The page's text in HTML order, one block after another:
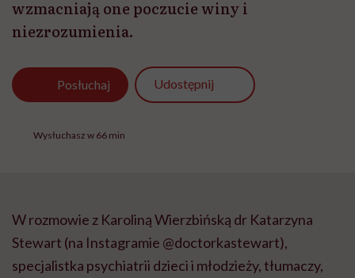
wzmacniają one poczucie winy i
niezrozumienia.
Posłuchaj Udostępnij
Wysłuchasz w 66 min
W rozmowie z Karoliną Wierzbińską dr Katarzyna
Stewart (na Instagramie @doctorkastewart),
specjalistka psychiatrii dzieci i młodzieży, tłumaczy,